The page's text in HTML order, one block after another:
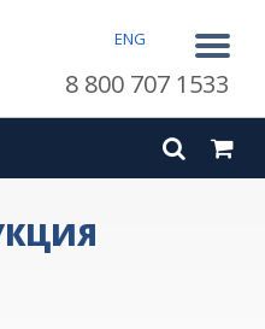
ENG
8 800 707 1533